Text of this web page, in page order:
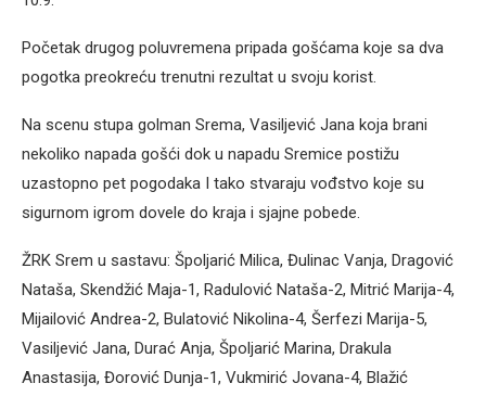
Početak drugog poluvremena pripada gošćama koje sa dva
pogotka preokreću trenutni rezultat u svoju korist.
Na scenu stupa golman Srema, Vasiljević Jana koja brani
nekoliko napada gošći dok u napadu Sremice postižu
uzastopno pet pogodaka I tako stvaraju vođstvo koje su
sigurnom igrom dovele do kraja i sjajne pobede.
ŽRK Srem u sastavu: Špoljarić Milica, Đulinac Vanja, Dragović
Nataša, Skendžić Maja-1, Radulović Nataša-2, Mitrić Marija-4,
Mijailović Andrea-2, Bulatović Nikolina-4, Šerfezi Marija-5,
Vasiljević Jana, Durać Anja, Špoljarić Marina, Drakula
Anastasija, Đorović Dunja-1, Vukmirić Jovana-4, Blažić